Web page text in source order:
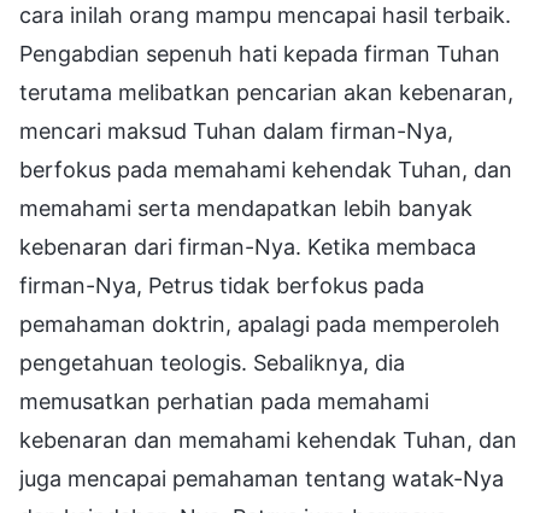
cara inilah orang mampu mencapai hasil terbaik.
Pengabdian sepenuh hati kepada firman Tuhan
terutama melibatkan pencarian akan kebenaran,
mencari maksud Tuhan dalam firman-Nya,
berfokus pada memahami kehendak Tuhan, dan
memahami serta mendapatkan lebih banyak
kebenaran dari firman-Nya. Ketika membaca
firman-Nya, Petrus tidak berfokus pada
pemahaman doktrin, apalagi pada memperoleh
pengetahuan teologis. Sebaliknya, dia
memusatkan perhatian pada memahami
kebenaran dan memahami kehendak Tuhan, dan
juga mencapai pemahaman tentang watak-Nya